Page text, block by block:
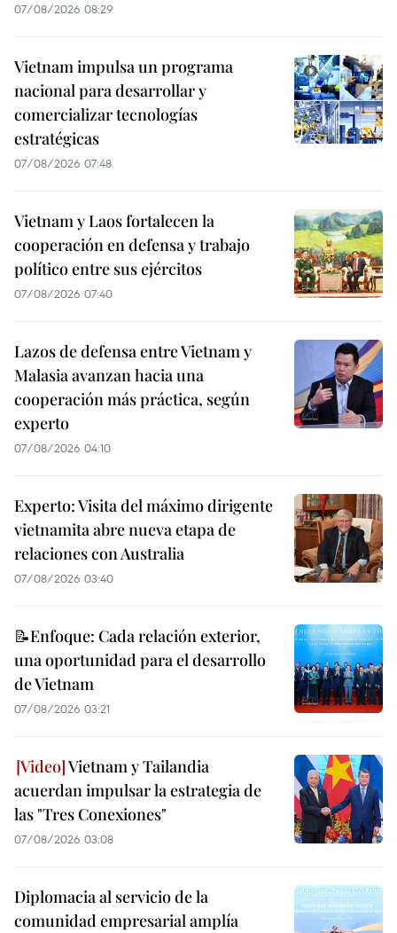
07/08/2026 08:29
Vietnam impulsa un programa
nacional para desarrollar y
comercializar tecnologías
estratégicas
07/08/2026 07:48
Vietnam y Laos fortalecen la
cooperación en defensa y trabajo
político entre sus ejércitos
07/08/2026 07:40
Lazos de defensa entre Vietnam y
Malasia avanzan hacia una
cooperación más práctica, según
experto
07/08/2026 04:10
Experto: Visita del máximo dirigente
vietnamita abre nueva etapa de
relaciones con Australia
07/08/2026 03:40
📝Enfoque: Cada relación exterior,
una oportunidad para el desarrollo
de Vietnam
07/08/2026 03:21
Vietnam y Tailandia
acuerdan impulsar la estrategia de
las "Tres Conexiones"
07/08/2026 03:08
Diplomacia al servicio de la
comunidad empresarial amplía